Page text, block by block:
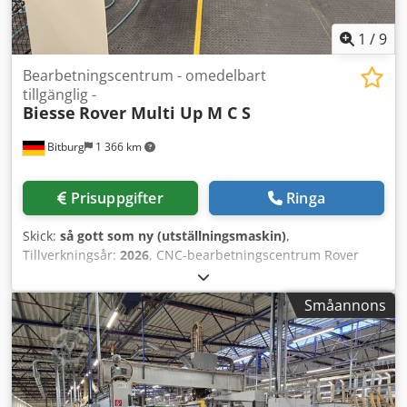
1 /9
Bitburg 1 366 km
Bearbetningscentrum - omedelbart
tillgänglig -
Biesse Rover Multi Up M C S
Prisuppgifter Ringa
Skick: så gott som ny (utställningsmaskin),
Tillverkningsår: 2026, CNC-bearbetningscentrum Rover
Multi Up M C S Arbetsområde *: X = 3280 mm; Y = från
1580 till 1660 mm, beroende på arbetsförhållanden Z =
200 mm - 5-axlig bearbetningsenhet och borrhuvud med
vakuum-moduler H=74 mm Z = 245 mm - 5-axlig
bearbetningsenhet och borrhuvud med vakuum-moduler
H=29 mm Materialpassage *: Y = 1900 mm Rörelseaxlar *:
X = 3706 mm; Y = 2294 mm; Z1 = 515 mm; Z2 = 371 mm
Småannons